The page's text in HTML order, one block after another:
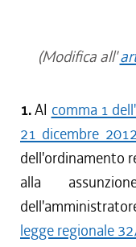
(Modifica all'
1.AI comma 1
21 dicembre
dell'ordinamento
alla
legge regionale